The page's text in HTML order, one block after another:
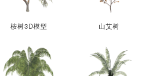
桉树3D模型 山艾树